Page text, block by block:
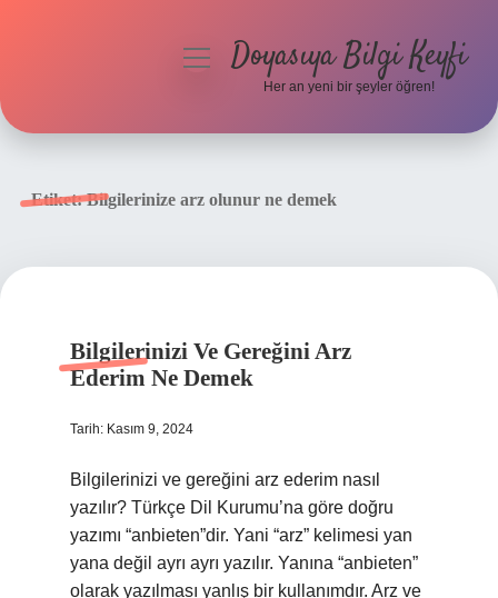
menüyüDoyasıya Bilgi Keyfi
Her an yeni bir şeyler öğren!
Etiket:Bilgilerinize arz olunur ne demek
Bilgilerinizi Ve Gereğini Arz
Ederim Ne Demek
Tarih: Kasım 9, 2024
Bilgilerinizi ve gereğini arz ederim nasıl
yazılır? Türkçe Dil Kurumu’na göre doğru
yazımı “anbieten”dir. Yani “arz” kelimesi yan
yana değil ayrı ayrı yazılır. Yanına “anbieten”
olarak yazılması yanlış bir kullanımdır. Arz ve